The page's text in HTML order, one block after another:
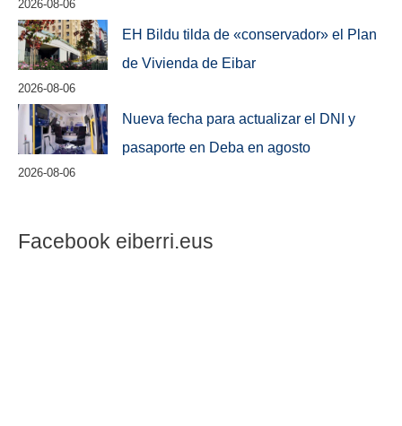
2026-08-06
EH Bildu tilda de «conservador» el Plan
de Vivienda de Eibar
2026-08-06
Nueva fecha para actualizar el DNI y
pasaporte en Deba en agosto
2026-08-06
Facebook eiberri.eus